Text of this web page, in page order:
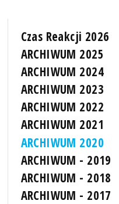
Czas Reakcji 2026
ARCHIWUM 2025
ARCHIWUM 2024
ARCHIWUM 2023
ARCHIWUM 2022
ARCHIWUM 2021
ARCHIWUM 2020
ARCHIWUM - 2019
ARCHIWUM - 2018
ARCHIWUM - 2017